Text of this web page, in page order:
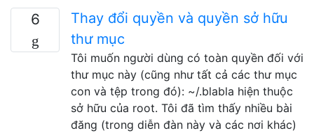
6
Thay đổi quyền và quyền sở hữu
thư mục
Tôi muốn người dùng có toàn quyền đối với
thư mục này (cũng như tất cả các thư mục
con và tệp trong đó): ~/.blabla hiện thuộc
sở hữu của root. Tôi đã tìm thấy nhiều bài
đăng (trong diễn đàn này và các nơi khác)